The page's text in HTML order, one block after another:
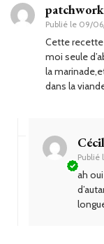
Publié le 09/
Cette recette
moi seule
la
dans la
Publié
ah